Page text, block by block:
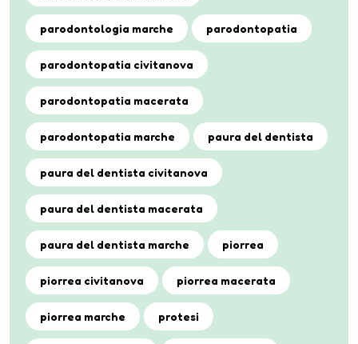
parodontologia marche parodontopatia
parodontopatia civitanova
parodontopatia macerata
parodontopatia marche paura del dentista
paura del dentista civitanova
paura del dentista macerata
paura del dentista marche piorrea
piorrea civitanova piorrea macerata
piorrea marche protesi